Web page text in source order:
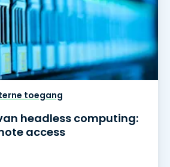
toegang
headless computing:
access